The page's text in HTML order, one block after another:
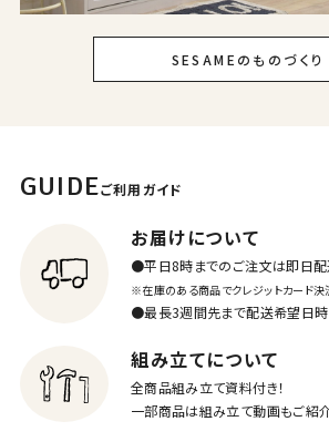
SESAMEのものづくり
GUIDEご利用ガイド
お届けについて
●平日8時までのご注文は即日
※在庫のある商品でクレジットカード
●最長3週間先まで配送希望日時
組み立てについて
全商品組み立て資料付き！
一部商品は組み立て動画もご紹介